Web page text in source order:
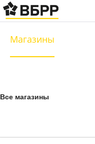
Магазины
Все магазины